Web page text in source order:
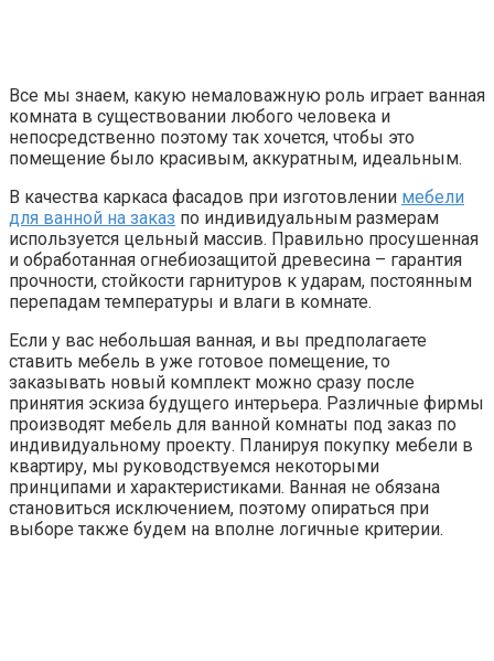
Все мы знаем, какую немаловажную роль играет ванная
комната в существовании любого человека и
непосредственно поэтому так хочется, чтобы это
помещение было красивым, аккуратным, идеальным.
В качества каркаса фасадов при изготовлении мебели
для ванной на заказ по индивидуальным размерам
используется цельный массив. Правильно просушенная
и обработанная огнебиозащитой древесина – гарантия
прочности, стойкости гарнитуров к ударам, постоянным
перепадам температуры и влаги в комнате.
Если у вас небольшая ванная, и вы предполагаете
ставить мебель в уже готовое помещение, то
заказывать новый комплект можно сразу после
принятия эскиза будущего интерьера. Различные фирмы
производят мебель для ванной комнаты под заказ по
индивидуальному проекту. Планируя покупку мебели в
квартиру, мы руководствуемся некоторыми
принципами и характеристиками. Ванная не обязана
становиться исключением, поэтому опираться при
выборе также будем на вполне логичные критерии.